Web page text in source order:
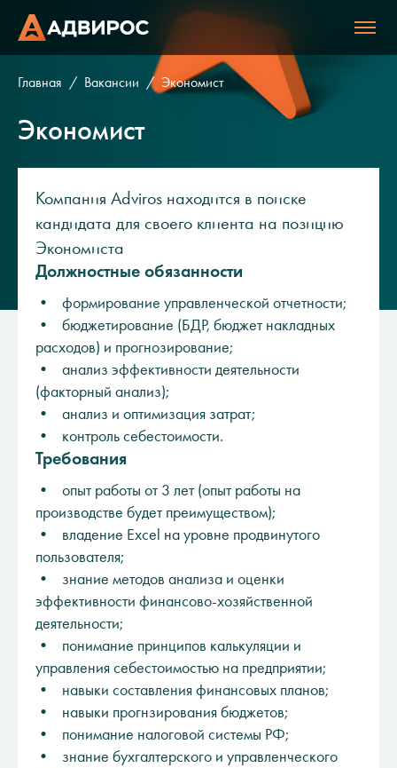
Главная Вакансии Экономист
Экономист
Компания Adviros находится в поиске
кандидата для своего клиента на позицию
Экономиста
Должностные обязанности
• формирование управленческой отчетности;
• бюджетирование (БДР, бюджет накладных
расходов) и прогнозирование;
• анализ эффективности деятельности
(факторный анализ);
• анализ и оптимизация затрат;
• контроль себестоимости.
Требования
• опыт работы от 3 лет (опыт работы на
производстве будет преимуществом);
• владение Excel на уровне продвинутого
пользователя;
• знание методов анализа и оценки
эффективности финансово-хозяйственной
деятельности;
• понимание принципов калькуляции и
управления себестоимостью на предприятии;
• навыки составления финансовых планов;
• навыки прогнзирования бюджетов;
• понимание налоговой системы РФ;
• знание бухгалтерского и управленческого